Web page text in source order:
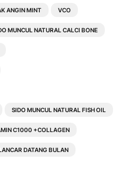
ANGIN MINT VCO
MUNCUL NATURAL CALCI BONE
SIDO MUNCUL NATURAL FISH OIL
C1000 +COLLAGEN
DATANG BULAN